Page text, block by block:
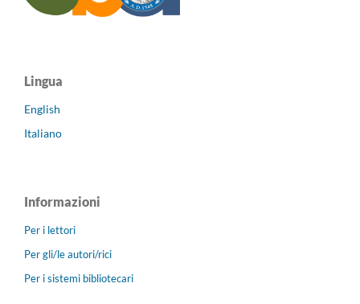
Lingua
English
Italiano
Informazioni
Per i lettori
Per gli/le autori/rici
Per i sistemi bibliotecari